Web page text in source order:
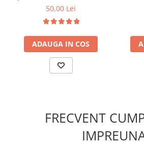
Med 300 ml
50,00 Lei
ADAUGA IN COS
FRECVENT